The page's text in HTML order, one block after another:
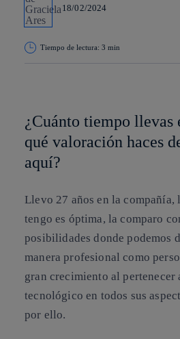
18/02/2024
Tiempo de lectura: 3 min
¿Cuánto tiempo llevas
qué valoración haces
aquí?
Llevo 27 años en la compañía,
tengo es óptima, la comparo
posibilidades donde podemos
manera profesional como
gran crecimiento al pertenecer
tecnológico en todos sus
por ello.